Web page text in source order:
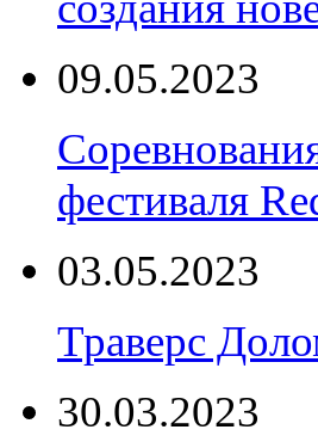
09.05.2023
фестиваля
03.05.2023
Траверс
30.03.2023